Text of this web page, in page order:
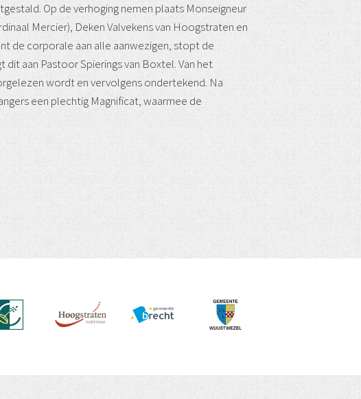
Op de verhoging nemen plaats Monseigneur
Mercier), Deken Valvekens van Hoogstraten en
de corporale aan alle aanwezigen, stopt de
aan Pastoor Spierings van Boxtel. Van het
wordt en vervolgens ondertekend. Na
een plechtig Magnificat, waarmee de